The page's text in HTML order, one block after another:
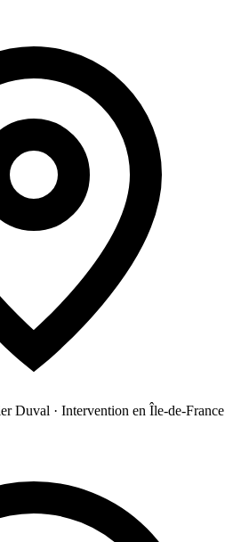
Duval · Intervention en Île-de-France